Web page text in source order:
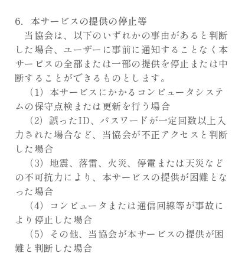
6．本サービスの提供の停止等
当協会は、以下のいずれかの事由があると判断
した場合、ユーザーに事前に通知することなく本
サービスの全部または一部の提供を停止または中
断することができるものとします。
（1）本サービスにかかるコンピュータシステ
ムの保守点検または更新を行う場合
（2）誤ったID、パスワードが一定回数以上入
力された場合など、当協会が不正アクセスと判断
した場合
（3）地震、落雷、火災、停電または天災など
の不可抗力により、本サービスの提供が困難とな
った場合
（4）コンピュータまたは通信回線等が事故に
より停止した場合
（5）その他、当協会が本サービスの提供が困
難と判断した場合